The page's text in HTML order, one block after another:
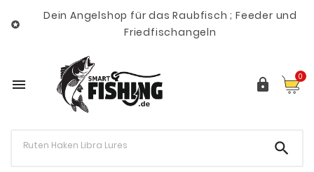

Dein Angelshop für das Raubfisch ; Feeder und
Friedfischangeln
  0
